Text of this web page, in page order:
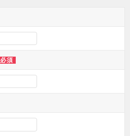
必須